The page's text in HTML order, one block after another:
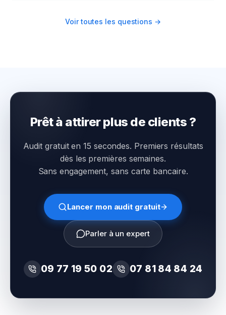
Voir toutes les questions →
Prêt à attirer plus de clients ?
Audit gratuit en 15 secondes. Premiers résultats
dès les premières semaines.
Sans engagement, sans carte bancaire.
Lancer mon audit gratuit
Parler à un expert
09 77 19 50 02 07 81 84 84 24